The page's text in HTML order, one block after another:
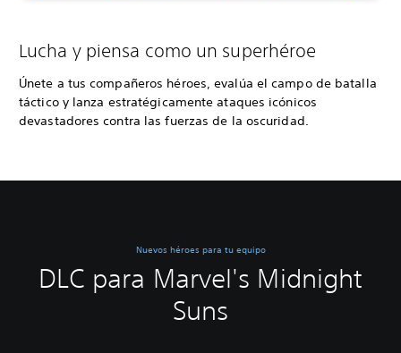
Lucha y piensa como un superhéroe
Únete a tus compañeros héroes, evalúa el campo de batalla
táctico y lanza estratégicamente ataques icónicos
devastadores contra las fuerzas de la oscuridad.
Nuevos héroes para tu equipo
DLC para Marvel's Midnight
Suns